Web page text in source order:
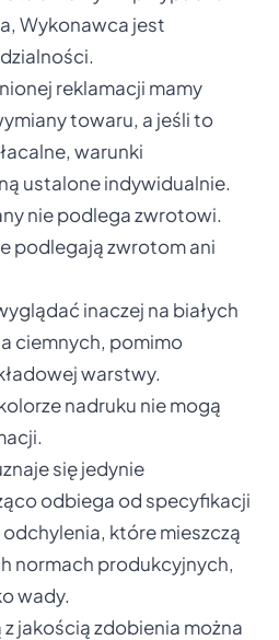
Wykonawca jest
reklamacji mamy
towaru, a jeśli to
warunki
ustalone indywidualnie.
nie podlega zwrotowi.
podlegają zwrotom ani
inaczej na białych
ciemnych, pomimo
warstwy.
nadruku nie mogą
się jedynie
odbiega od specyfikacji
które mieszczą
normach produkcyjnych,
wady.
jakością zdobienia można